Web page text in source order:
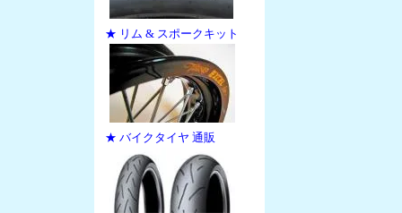
★ リム & スポークキット
★ バイクタイヤ 通販